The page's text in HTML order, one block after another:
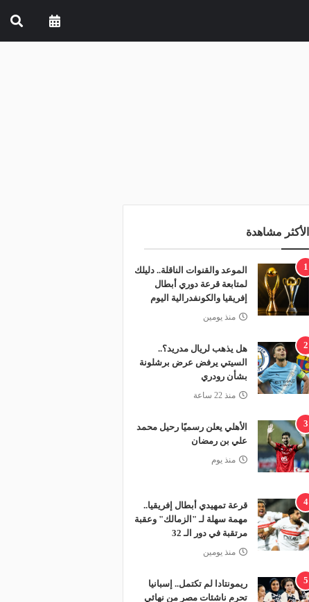
الأكثر مشاهدة
1
الموعد والقنوات الناقلة.. دليلك
لمتابعة قرعة دوري أبطال
إفريقيا والكونفدرالية اليوم
منذ يومين
2
هل يذهب لريال مدريد؟..
السيتي يرفض عرض برشلونة
بشأن رودري
منذ 22 ساعة
3
الأهلي يعلن رسميًا رحيل محمد
علي بن رمضان
منذ يوم
4
قرعة تمهيدي أبطال إفريقيا..
مهمة سهلة لـ "الزمالك" وعقبة
مرتقبة في دور الـ 32
منذ يومين
5
ريمونتادا لم تكتمل.. إسبانيا
تحرم ناشئات مصر من نهائي